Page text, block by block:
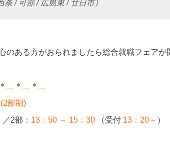
/ 可部 / 広島東 / 廿日市）
のある方がおられましたら総合就職フェアが
＊ … ＊ … ＊ …
部制)
／2部： 13：50 ～ 15：30 （受付 13：20～ ）